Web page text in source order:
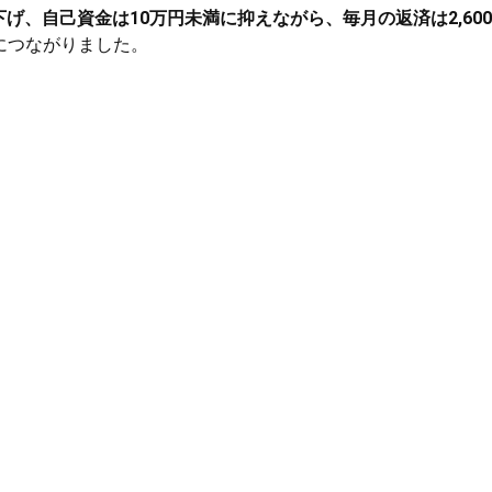
、自己資金は10万円未満に抑えながら、毎月の返済は
つながりました。